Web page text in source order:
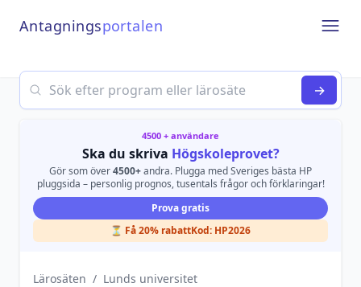
Antagningsportalen
Search
→
4500 + användare
Ska du skriva Högskoleprovet?
Gör som över4500+andra. Plugga med Sveriges bästa HP
pluggsida – personlig prognos, tusentals frågor och förklaringar!
Prova gratis
⏳ Få 20% rabattKod: HP2026
Lärosäten / Lunds universitet